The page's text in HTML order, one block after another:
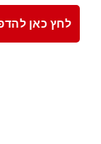
לחץ כאן